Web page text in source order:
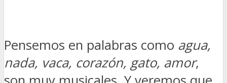
Pensemos en palabras como agua,
nada, vaca, corazón, gato, amor,